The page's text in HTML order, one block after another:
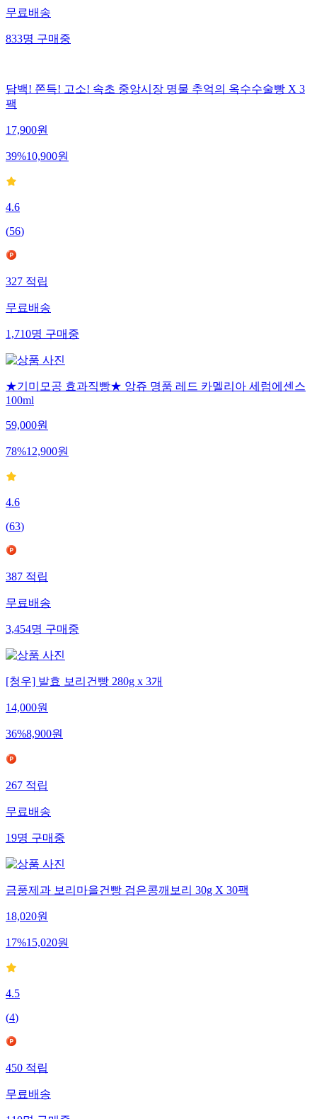
무료배송
833명구매중
담백! 쫀득! 고소! 속초 중앙시장 명물 추억의 옥수수술빵 X 3
팩
17,900원
39%10,900원
4.6
(56)
327적립
무료배송
1,710명구매중
★기미모공 효과직빵★ 앙쥬 명품 레드 카멜리아 세럼에센스
100ml
59,000원
78%12,900원
4.6
(63)
387적립
무료배송
3,454명구매중
[청우] 발효 보리건빵 280g x 3개
14,000원
36%8,900원
267적립
무료배송
19명구매중
금풍제과 보리마을건빵 검은콩깨보리 30g X 30팩
18,020원
17%15,020원
4.5
(4)
450적립
무료배송